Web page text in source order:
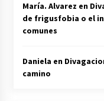
María. Alvarez en
de frigusfobia o el
comunes
Daniela en
camino